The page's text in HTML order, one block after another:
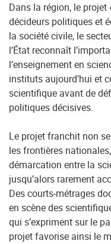
Dans la région, le projet
décideurs politiques et
la société civile, le
l’État reconnaît
l’enseignement en
instituts aujourd’hui et
scientifique avant de
politiques décisives.
Le projet franchit non
les frontières
démarcation entre la
jusqu’alors rarement
Des courts-métrages
en scène des
qui s’expriment sur le
projet favorise ainsi le